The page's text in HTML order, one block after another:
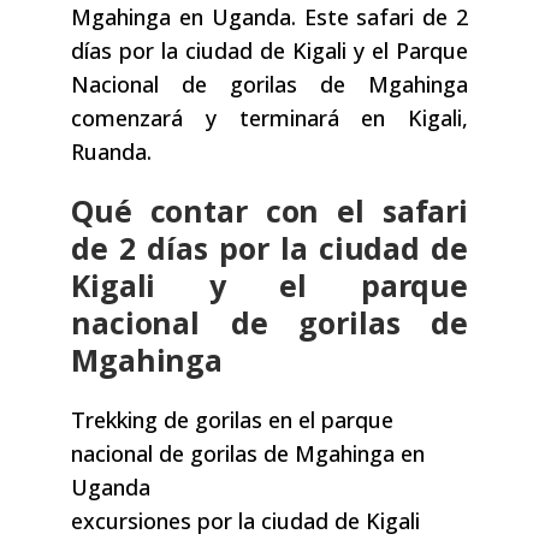
Mgahinga en Uganda. Este safari de 2
días por la ciudad de Kigali y el Parque
Nacional de gorilas de Mgahinga
comenzará y terminará en Kigali,
Ruanda.
Qué contar con el safari
de 2 días por la ciudad de
Kigali y el parque
nacional de gorilas de
Mgahinga
Trekking de gorilas en el parque
nacional de gorilas de Mgahinga en
Uganda
excursiones por la ciudad de Kigali